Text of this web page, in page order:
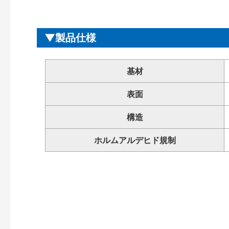
製品仕様
基材
表面
構造
ホルムアルデヒド規制